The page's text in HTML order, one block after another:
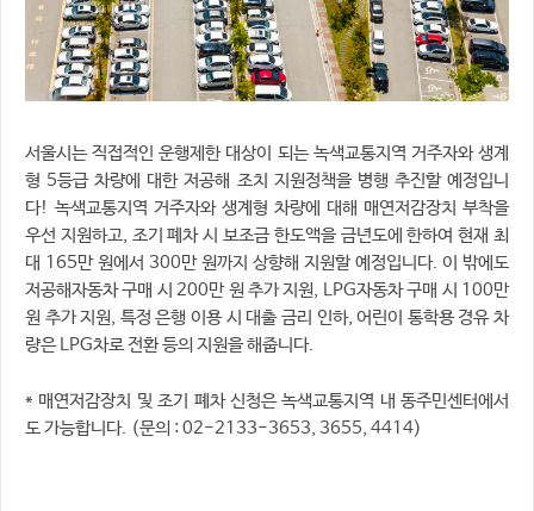
서울시는 직접적인 운행제한 대상이 되는 녹색교통지역 거주자와 생계
형 5등급 차량에 대한 저공해 조치 지원정책을 병행 추진할 예정입니
다! 녹색교통지역 거주자와 생계형 차량에 대해 매연저감장치 부착을
우선 지원하고, 조기 폐차 시 보조금 한도액을 금년도에 한하여 현재 최
대 165만 원에서 300만 원까지 상향해 지원할 예정입니다. 이 밖에도
저공해자동차 구매 시 200만 원 추가 지원, LPG자동차 구매 시 100만
원 추가 지원, 특정 은행 이용 시 대출 금리 인하, 어린이 통학용 경유 차
량은 LPG차로 전환 등의 지원을 해줍니다.
* 매연저감장치 및 조기 폐차 신청은 녹색교통지역 내 동주민센터에서
도 가능합니다. (문의 : 02-2133-3653, 3655, 4414)